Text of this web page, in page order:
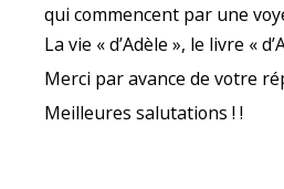
qui commencent par une
La vie « d’Adèle », le livre «
Merci par avance de votre
Meilleures salutations ! !